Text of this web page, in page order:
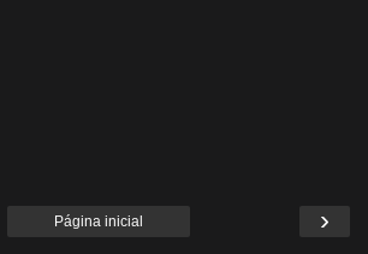
›
Página inicial